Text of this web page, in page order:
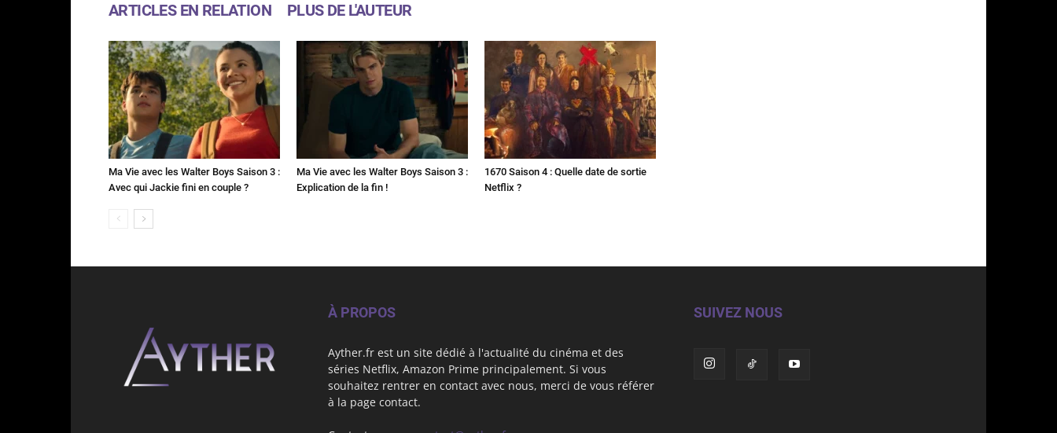
ARTICLES EN RELATION PLUS DE L'AUTEUR
Ma Vie avec les Walter Boys Saison 3 :
Avec qui Jackie fini en couple ?
Ma Vie avec les Walter Boys Saison 3 :
Explication de la fin !
1670 Saison 4 : Quelle date de sortie
Netflix ?
À PROPOS
Ayther.fr est un site dédié à l'actualité du cinéma et des
séries Netflix, Amazon Prime principalement. Si vous
souhaitez rentrer en contact avec nous, merci de vous référer
à la page contact.
SUIVEZ NOUS